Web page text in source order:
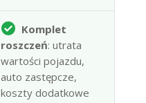
Komplet
roszczeń: utrata
wartości pojazdu,
auto zastępcze,
koszty dodatkowe